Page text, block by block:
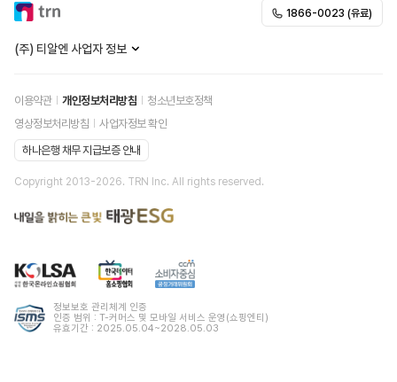
(주) 티알엔 사업자 정보
이용약관 개인정보처리방침
청소년보호정책
영상정보처리방침
사업자정보 확인
하나은행 채무 지급보증 안내
Copyright 2013-2026. TRN Inc. All rights reserved.
정보보호 관리체계 인증
인증 범위 : T-커머스 및 모바일 서비스 운영(쇼핑엔티)
유효기간 : 2025.05.04~2028.05.03
1866-0023 (유료)